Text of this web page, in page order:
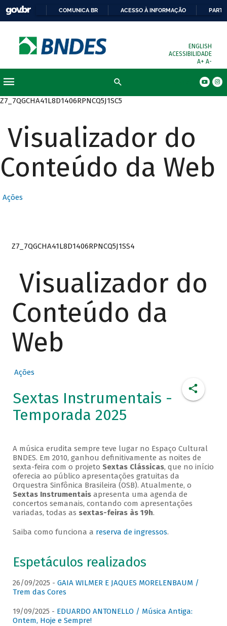
COMUNICA BR ACESSO À INFORMAÇÃO
ENGLISH
ACESSIBILIDADE
A+ A-
Z7_7QGCHA41L8D1406RPNCQ5J1SC5
Visualizador do
Conteúdo da Web
Ações
Z7_7QGCHA41L8D1406RPNCQ5J1SS4
Visualizador do
Conteúdo da
Web
Ações
Sextas Instrumentais -
Temporada 2025
A música erudita sempre teve lugar no Espaço Cultural
BNDES. Em 2010, ganhou definitivamente as noites de
sexta-feira com o projeto Sextas Clássicas, que no início
oferecia ao público apresentações gratuitas da
Orquestra Sinfônica Brasileira (OSB). Atualmente, o
Sextas Instrumentaisapresenta uma agenda de
concertos semanais, contando com apresentações
variadas, todas as sextas-feiras às 19h.
Saiba como funciona a reserva de ingressos.
Espetáculos realizados
26/09/2025 - GAIA WILMER E JAQUES MORELENBAUM /
Trem das Cores
19/09/2025 - EDUARDO ANTONELLO / Música Antiga:
Ontem, Hoje e Sempre!